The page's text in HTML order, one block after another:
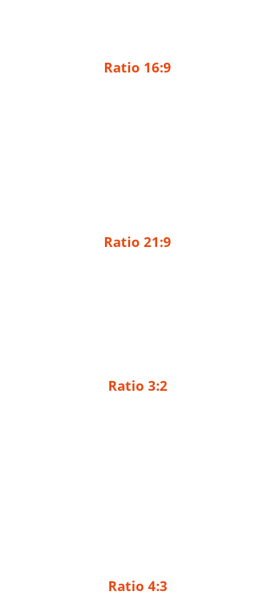
Ratio 16:9
Ratio 21:9
Ratio 3:2
Ratio 4:3